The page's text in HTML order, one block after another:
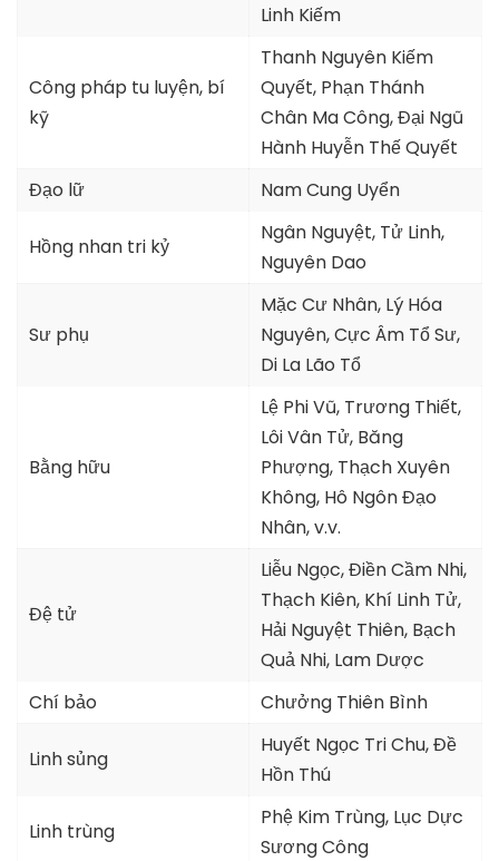
Linh Kiếm
Công pháp tu luyện, bí
kỹ
Thanh Nguyên Kiếm
Quyết, Phạn Thánh
Chân Ma Công, Đại Ngũ
Hành Huyễn Thế Quyết
Đạo lữ
Nam Cung Uyển
Hồng nhan tri kỷ
Ngân Nguyệt, Tử Linh,
Nguyên Dao
Sư phụ
Mặc Cư Nhân, Lý Hóa
Nguyên, Cực Âm Tổ Sư,
Di La Lão Tổ
Bằng hữu
Lệ Phi Vũ, Trương Thiết,
Lôi Vân Tử, Băng
Phượng, Thạch Xuyên
Không, Hô Ngôn Đạo
Nhân, v.v.
Đệ tử
Liễu Ngọc, Điền Cầm Nhi,
Thạch Kiên, Khí Linh Tử,
Hải Nguyệt Thiên, Bạch
Quả Nhi, Lam Dược
Chí bảo
Chưởng Thiên Bình
Linh sủng
Huyết Ngọc Tri Chu, Đề
Hồn Thú
Linh trùng
Phệ Kim Trùng, Lục Dực
Sương Công